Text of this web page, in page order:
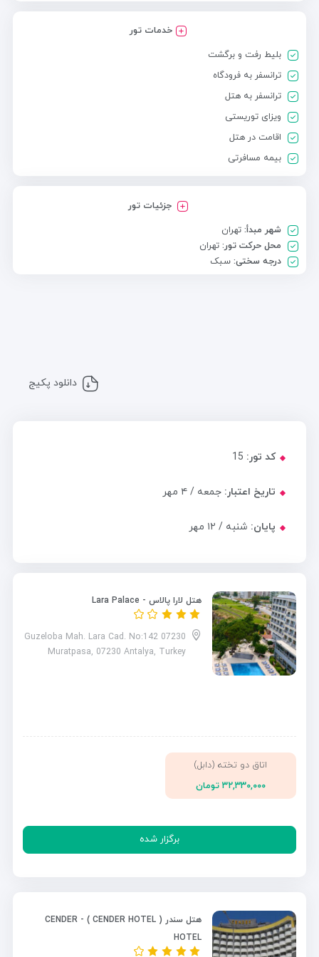
خدمات تور
بلیط رفت و برگشت
ترانسفر به فرودگاه
ترانسفر به هتل
ویزای توریستی
اقامت در هتل
بیمه مسافرتی
جزئیات تور
شهر مبدأ: تهران
محل حرکت تور: تهران
درجه سختی: سبک
دانلود پکیج
کد تور: 15
تاریخ اعتبار: جمعه / ۴ مهر
پایان: شنبه / ۱۲ مهر
هتل لارا پالاس - Lara Palace
Guzeloba Mah. Lara Cad. No:142 07230
Muratpasa, 07230 Antalya, Turkey
اتاق دو تخته (دابل)
۳۲,۳۳۰,۰۰۰ تومان
برگزار شده
هتل سندر ( CENDER HOTEL ) - CENDER
HOTEL